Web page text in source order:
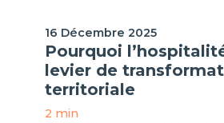
H-Expertiz
16 Décembre 2025
Pourquoi
levier de
territoriale
2 min